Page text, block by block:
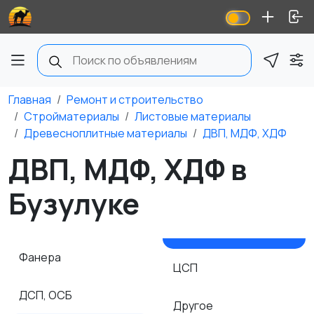
Главная
Ремонт и строительство
Стройматериалы
Листовые материалы
Древесноплитные материалы
ДВП, МДФ, ХДФ
ДВП, МДФ, ХДФ в
Бузулуке
Фанера
ДСП, ОСБ
ЦСП
Другое